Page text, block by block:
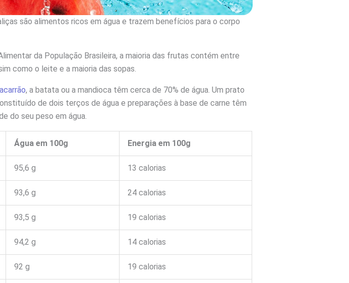
são alimentos ricos em água e trazem benefícios para o corpo
da População Brasileira, a maioria das frutas contém entre
como o leite e a maioria das sopas.
, a batata ou a mandioca têm cerca de 70% de água. Um prato
de dois terços de água e preparações à base de carne têm
do seu peso em água.
Água em 100g Energia em 100g
95,6 g 13 calorias
93,6 g 24 calorias
93,5 g 19 calorias
94,2 g 14 calorias
92 g 19 calorias